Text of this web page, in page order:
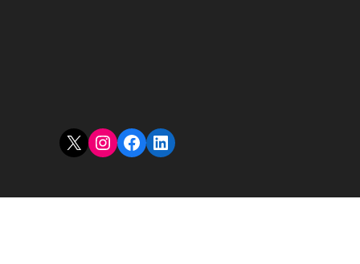
X Instagram
Facebook
LinkedIn